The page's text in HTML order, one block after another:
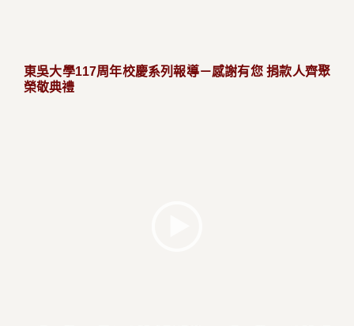
東吳大學117周年校慶系列報導－感謝有您 捐款人齊聚
榮敬典禮